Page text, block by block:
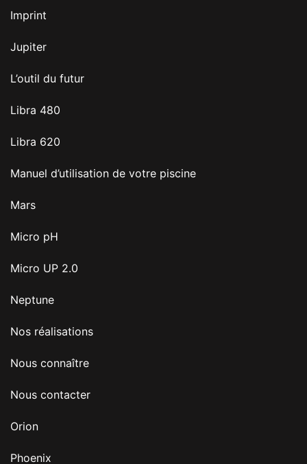
Imprint
Jupiter
L’outil du futur
Libra 480
Libra 620
Manuel d’utilisation de votre piscine
Mars
Micro pH
Micro UP 2.0
Neptune
Nos réalisations
Nous connaître
Nous contacter
Orion
Phoenix